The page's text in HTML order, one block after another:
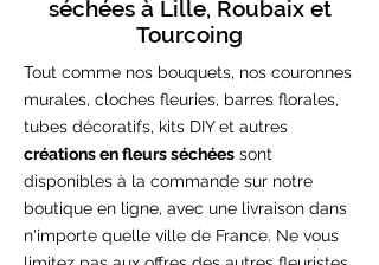
séchées à Lille, Roubaix et
Tourcoing
Tout comme nos bouquets, nos couronnes
murales, cloches fleuries, barres florales,
tubes décoratifs, kits DIY et autres
créations en fleurs séchées sont
disponibles à la commande sur notre
boutique en ligne, avec une livraison dans
n'importe quelle ville de France. Ne vous